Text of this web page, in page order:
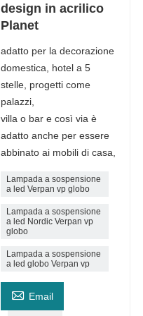
design in acrilico
Planet
adatto per la decorazione
domestica, hotel a 5
stelle, progetti come
palazzi,
villa o bar e così via è
adatto anche per essere
abbinato ai mobili di casa,
Lampada a sospensione
a led Verpan vp globo
Lampada a sospensione
a led Nordic Verpan vp
globo
Lampada a sospensione
a led globo Verpan vp
 Email